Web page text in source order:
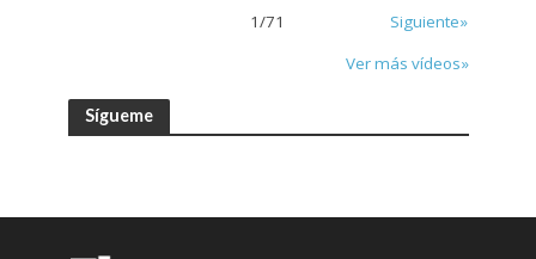
1/71
Siguiente»
Ver más vídeos»
Sígueme